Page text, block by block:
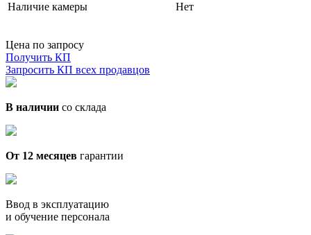
Наличие камеры
Нет
Цена по запросу
Получить КП
Запросить КП всех продавцов
В наличии со склада
От 12 месяцев гарантии
Ввод в эксплуатацию
и обучение персонала